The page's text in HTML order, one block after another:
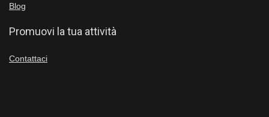
Blog
Promuovi la tua attività
Contattaci